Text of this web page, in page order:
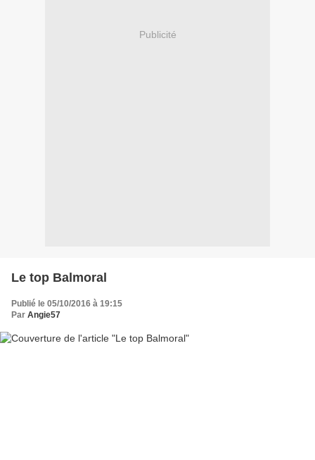
Publicité
Le top Balmoral
Publié le 05/10/2016 à 19:15
Par Angie57